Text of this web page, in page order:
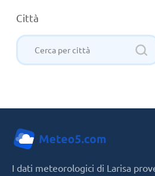
Città
I dati meteorologici di Larisa